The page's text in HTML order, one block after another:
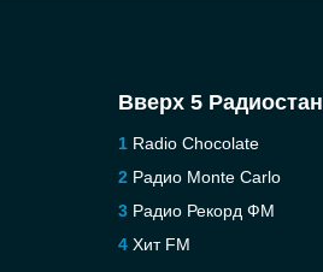
Вверх 5
Radio Chocolate
Радио Monte Carlo
Радио Рекорд ФМ
Хит FM